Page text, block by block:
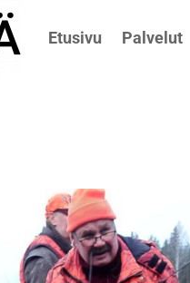
Etusivu Palvelut